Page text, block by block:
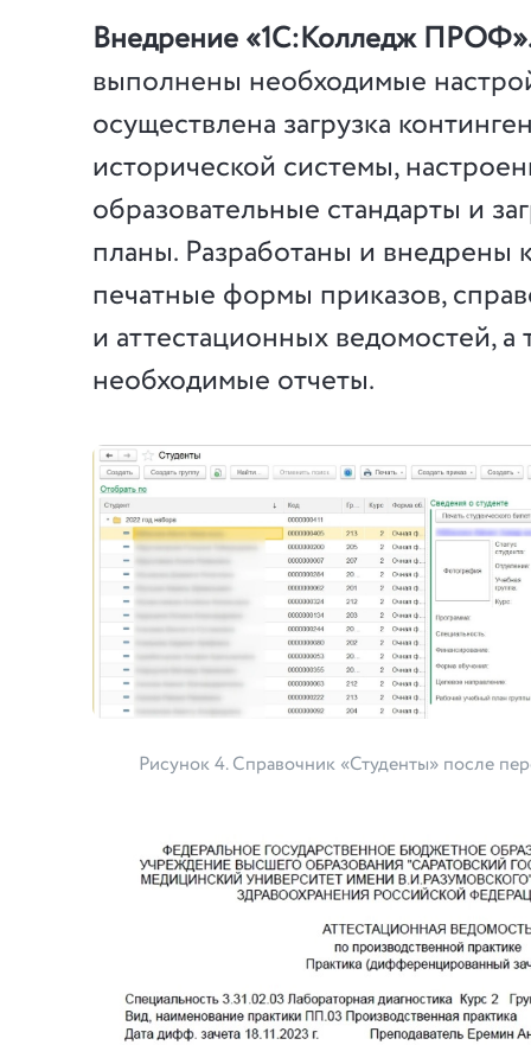
Внедрение «1С:Колледж
выполнены необходимые
осуществлена загрузка
исторической системы,
образовательные стандарты и
планы. Разработаны и внедрены
печатные формы приказов,
и аттестационных ведомостей, а
необходимые отчеты.
Рисунок 4. Справочник «Студенты» после